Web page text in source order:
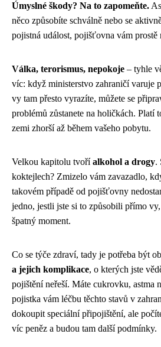
Úmyslné škody? Na to zapomeňte.
něco způsobíte schválně nebo se
pojistná událost, pojišťovna vám prostě
Válka, terorismus, nepokoje – tyhle
víc: když ministerstvo zahraničí varuje
vy tam přesto vyrazíte, můžete se
problémů zůstanete na holičkách. Platí
zemi zhorší až během vašeho pobytu.
Velkou kapitolu tvoříalkohol a drogy.
koktejlech? Zmizelo vám zavazadlo,
takovém případě od pojišťovny
jedno, jestli jste si to způsobili přímo
špatný moment.
Co se týče zdraví, tady je potřeba být
a jejich komplikace, o kterých jste
pojištění neřeší. Máte cukrovku, astma
pojistka vám léčbu těchto stavů v
dokoupit speciální připojištění, ale
víc peněz a budou tam další podmínky.